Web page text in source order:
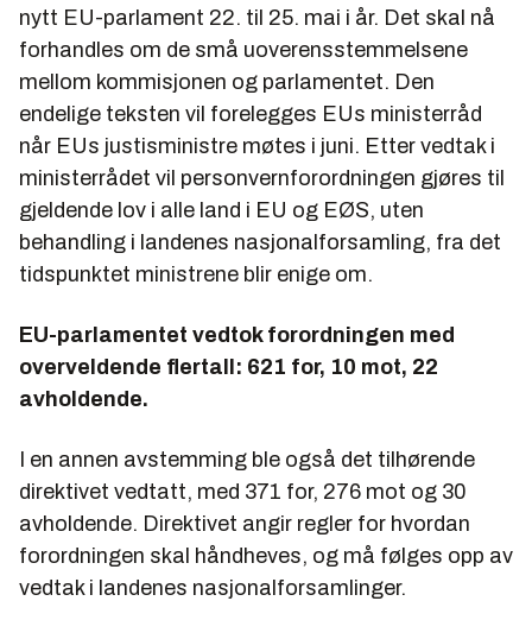
nytt EU-parlament 22. til 25. mai i år. Det skal nå
forhandles om de små uoverensstemmelsene
mellom kommisjonen og parlamentet. Den
endelige teksten vil forelegges EUs ministerråd
når EUs justisministre møtes i juni. Etter vedtak i
ministerrådet vil personvernforordningen gjøres til
gjeldende lov i alle land i EU og EØS, uten
behandling i landenes nasjonalforsamling, fra det
tidspunktet ministrene blir enige om.
EU-parlamentet vedtok forordningen med
overveldende flertall: 621 for, 10 mot, 22
avholdende.
I en annen avstemming ble også det tilhørende
direktivet vedtatt, med 371 for, 276 mot og 30
avholdende. Direktivet angir regler for hvordan
forordningen skal håndheves, og må følges opp av
vedtak i landenes nasjonalforsamlinger.